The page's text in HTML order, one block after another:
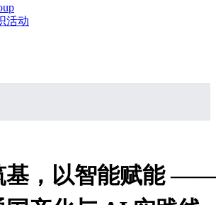
活动
基，以智能赋能 ——